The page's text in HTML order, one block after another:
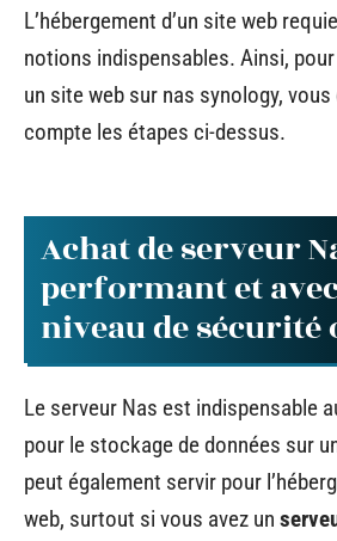
L’hébergement d’un site web
notions indispensables. Ainsi,
un site web sur nas synology, vous
compte les étapes ci-dessus.
Achat de serveur
performant et
niveau de
Le serveur Nas est indispensable
pour le stockage de données sur
peut également servir pour
web, surtout si vous avez un